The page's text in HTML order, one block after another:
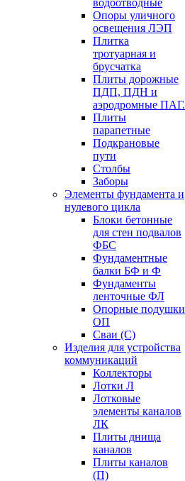
водоотводные
Опоры уличного
освещения ЛЭП
Плитка
тротуарная и
брусчатка
Плиты дорожные
ПДП, ПДН и
аэродромные ПАГ.
Плиты
парапетные
Подкрановые
пути
Столбы
Заборы
Элементы фундамента и
нулевого цикла
Блоки бетонные
для стен подвалов
ФБС
Фундаментные
балки БФ и Ф
Фундаменты
ленточные ФЛ
Опорные подушки
ОП
Сваи (С)
Изделия для устройства
коммуникаций
Коллекторы
Лотки Л
Лотковые
элементы каналов
ЛК
Плиты днища
каналов
Плиты каналов
(П)